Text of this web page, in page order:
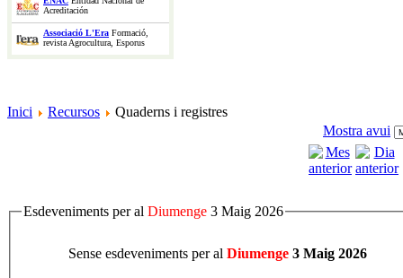
Acreditación
Associació L'Era Formació,
revista Agrocultura, Esporus
Inici Recursos
Quaderns i registres
Mostra avui
Esdeveniments per al Diumenge 3 Maig 2026
Sense esdeveniments per al Diumenge 3 Maig 2026